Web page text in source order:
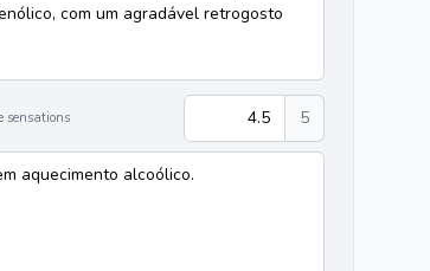
com um agradável retrogosto
sensations 4.5 5
aquecimento alcoólico.